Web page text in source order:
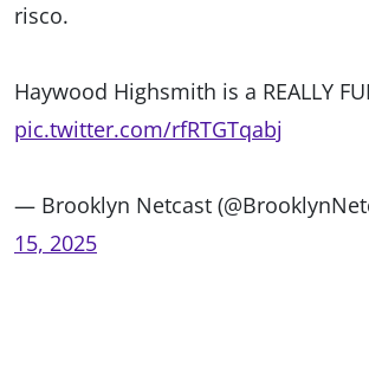
risco.
Haywood Highsmith is a REALLY
pic.twitter.com/rfRTGTqabj
— Brooklyn Netcast
15, 2025